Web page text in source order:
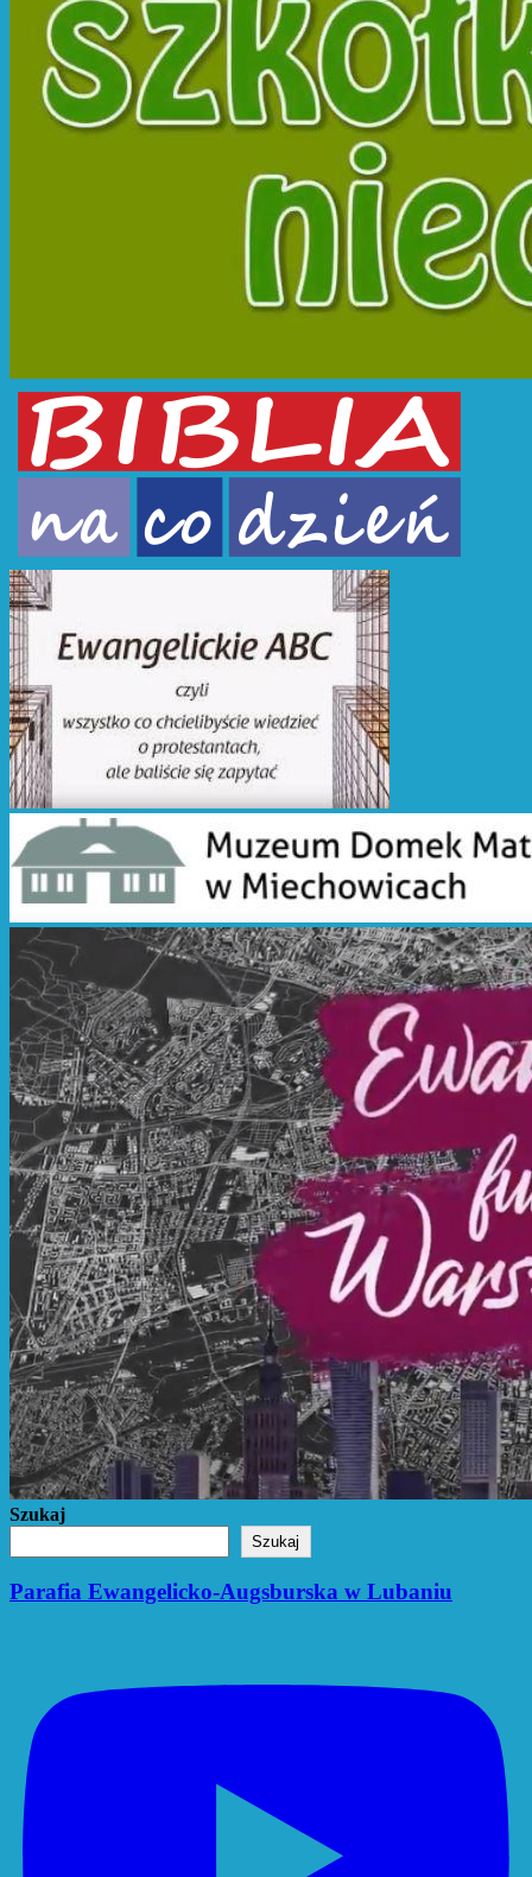
Szukaj
Szukaj
Parafia Ewangelicko-Augsburska w Lubaniu